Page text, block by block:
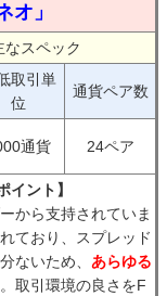
オ」
スペック
取引単
位
通貨ペア数
通貨 24ペア
イント】
から支持されていま
ており、スプレッド
ないため、 あらゆる
取引環境の良さをF